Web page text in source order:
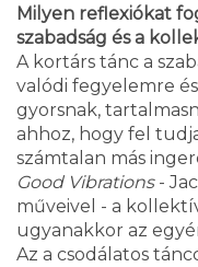
Milyen reflexiókat
szabadság és a
A kortárs tánc a
valódi fegyelemre
gyorsnak,
ahhoz, hogy fel
számtalan más
Good Vibrations-
műveivel - a
ugyanakkor az
Az a csodálatos